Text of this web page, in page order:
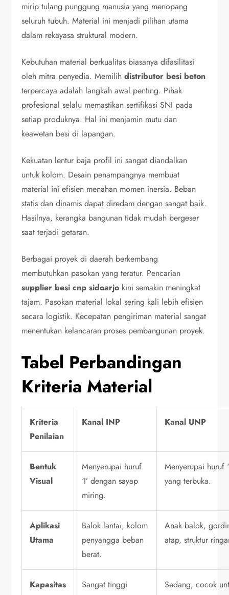
mirip tulang punggung manusia yang menopang
seluruh tubuh. Material ini menjadi pilihan utama
dalam rekayasa struktural modern.
Kebutuhan material berkualitas biasanya difasilitasi
oleh mitra penyedia. Memilihdistributor besi beton
terpercaya adalah langkah awal penting. Pihak
profesional selalu memastikan sertifikasi SNI pada
setiap produknya. Hal ini menjamin mutu dan
keawetan besi di lapangan.
Kekuatan lentur baja profil ini sangat diandalkan
untuk kolom. Desain penampangnya membuat
material ini efisien menahan momen inersia. Beban
statis dan dinamis dapat diredam dengan sangat baik.
Hasilnya, kerangka bangunan tidak mudah bergeser
saat terjadi getaran.
Berbagai proyek di daerah berkembang
membutuhkan pasokan yang teratur. Pencarian
supplier besi cnp sidoarjo kini semakin meningkat
tajam. Pasokan material lokal sering kali lebih efisien
secara logistik. Kecepatan pengiriman material sangat
menentukan kelancaran proses pembangunan proyek.
Tabel Perbandingan
Kriteria Material
Kriteria
Penilaian
Kanal INP Kanal UNP
Bentuk
Visual
Menyerupai huruf
‘I’ dengan sayap
miring.
Menyerupai huruf
yang terbuka.
Aplikasi
Utama
Balok lantai, kolom
penyangga beban
berat.
Anak balok,
atap, struktur
Kapasitas
Sangat tinggi
Sedang, cocok